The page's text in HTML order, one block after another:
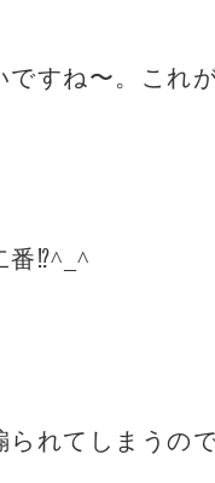
すね〜。これ
番⁉️^_^
れてしまうの